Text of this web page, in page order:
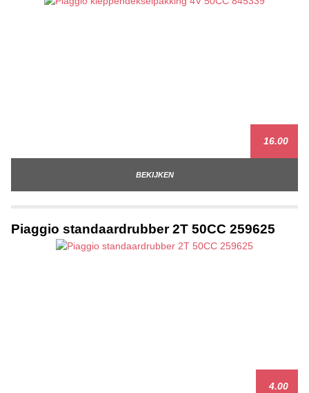
16.00
BEKIJKEN
Piaggio standaardrubber 2T 50CC 259625
4.00